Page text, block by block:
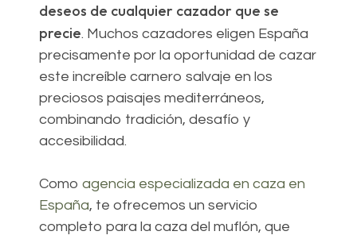
deseos de cualquier cazador que se
precie. Muchos cazadores eligen España
precisamente por la oportunidad de cazar
este increíble carnero salvaje en los
preciosos paisajes mediterráneos,
combinando tradición, desafío y
accesibilidad.
Comoagencia especializada en caza en
España, te ofrecemos un servicio
completo para la caza del muflón, que